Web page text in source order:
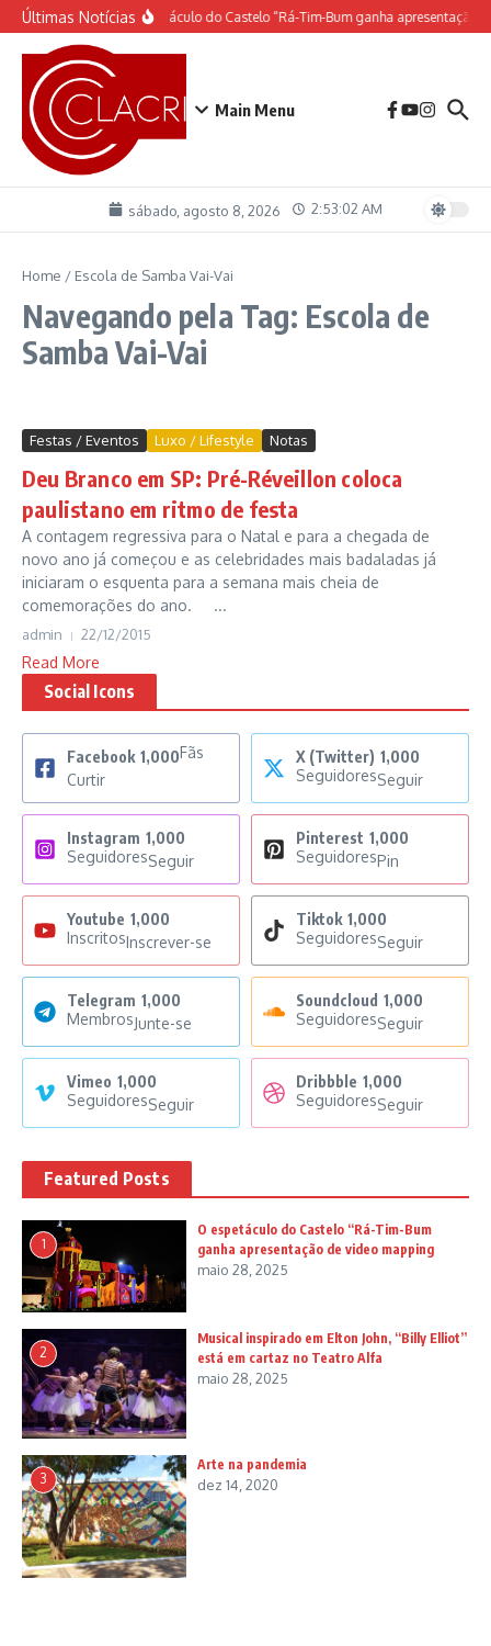
Ir para o conteúdo
Últimas NotíciasO espetáculo do Castelo “Rá-Tim-Bum ganha apresentação
Main Menu
sábado, agosto 8, 2026 2:53:02 AM
Home / Escola de Samba Vai-Vai
Navegando pela Tag: Escola de
Samba Vai-Vai
Festas / Eventos Luxo / Lifestyle Notas
Deu Branco em SP: Pré-Réveillon coloca
paulistano em ritmo de festa
A contagem regressiva para o Natal e para a chegada de
novo ano já começou e as celebridades mais badaladas já
iniciaram o esquenta para a semana mais cheia de
comemorações do ano. ...
admin 22/12/2015
Read More
Social Icons
Facebook 1,000Fãs
Curtir
X (Twitter) 1,000
SeguidoresSeguir
Instagram 1,000
SeguidoresSeguir
Pinterest 1,000
SeguidoresPin
Youtube 1,000
InscritosInscrever-se
Tiktok 1,000
SeguidoresSeguir
Telegram 1,000
MembrosJunte-se
Soundcloud 1,000
SeguidoresSeguir
Vimeo 1,000
SeguidoresSeguir
Dribbble 1,000
SeguidoresSeguir
Featured Posts
1
O espetáculo do Castelo “Rá-Tim-Bum
ganha apresentação de video mapping
maio 28, 2025
2
Musical inspirado em Elton John, “Billy Elliot”
está em cartaz no Teatro Alfa
maio 28, 2025
3
Arte na pandemia
dez 14, 2020